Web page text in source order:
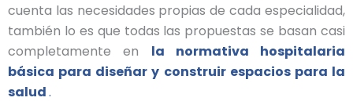
cuenta las necesidades propias de cada especialidad,
también lo es que todas las propuestas se basan casi
completamente en la normativa hospitalaria
básica para diseñar y construir espacios para la
salud.